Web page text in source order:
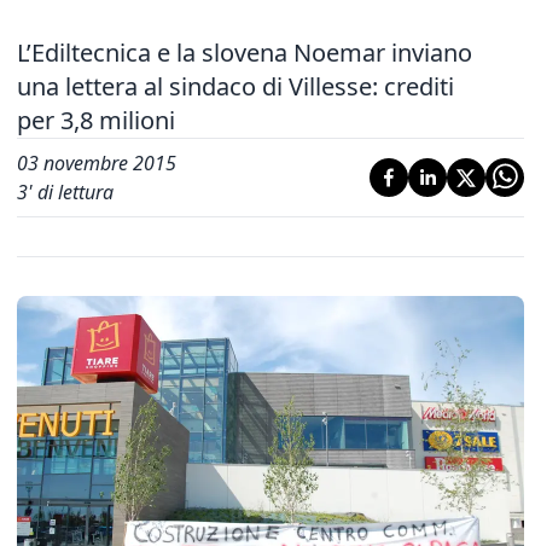
L’Ediltecnica e la slovena Noemar inviano
una lettera al sindaco di Villesse: crediti
per 3,8 milioni
03 novembre 2015
3' di lettura